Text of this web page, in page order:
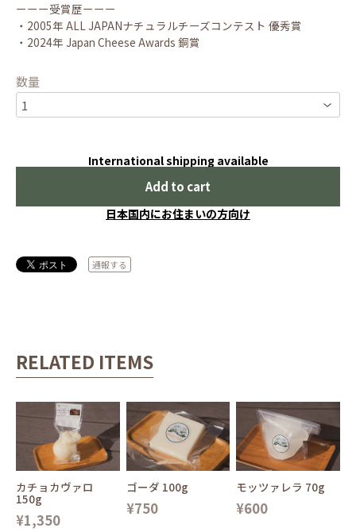
ーーー受賞歴ーーー
・2005年 ALL JAPANナチュラルチーズコンテスト 優秀賞
・2024年 Japan Cheese Awards 銅賞
数量
International shipping available
Add to cart
日本国内にお住まいの方向け
通報する
RELATED ITEMS
カチョカヴァロ
150g
¥1,350
ゴーダ 100g
¥750
モッツァレラ 70g
¥600